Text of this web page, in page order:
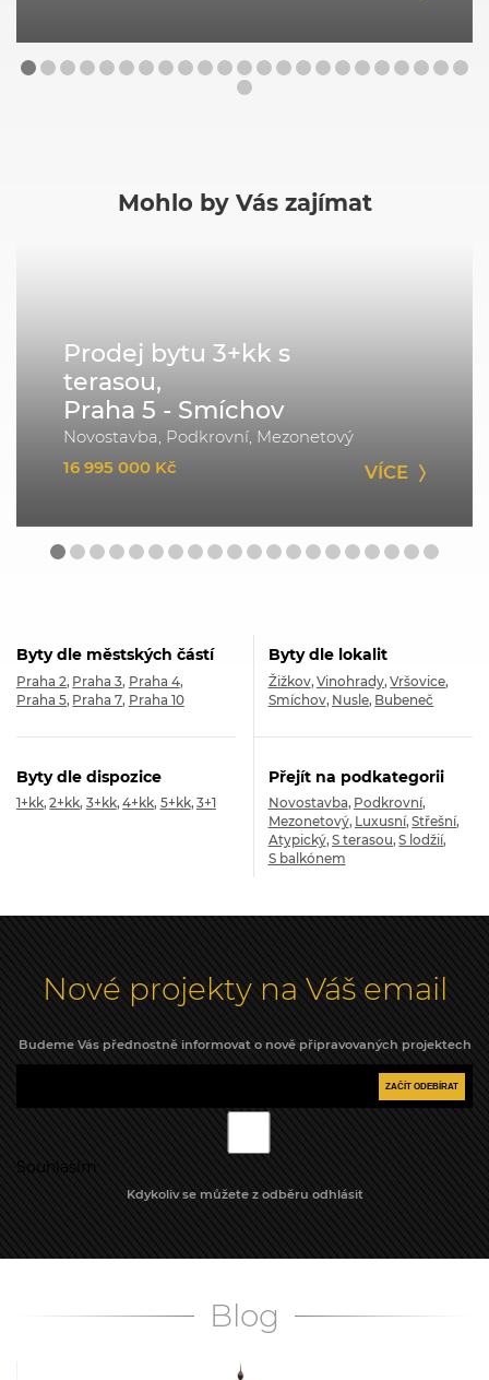
Mohlo by Vás zajímat
Prodej bytu 3+kk s
terasou,
Praha 5 - Smíchov
Novostavba, Podkrovní, Mezonetový
16 995 000 Kč
VÍCE
Byty dle městských částí
Praha 2 Praha 3 Praha 4
Praha 5 Praha 7 Praha 10
Byty dle lokalit
Žižkov Vinohrady Vršovice
Smíchov Nusle Bubeneč
Byty dle dispozice
1+kk 2+kk 3+kk 4+kk 5+kk 3+1
Přejít na podkategorii
Novostavba Podkrovní
Mezonetový Luxusní Střešní
Atypický S terasou S lodžií
S balkónem
Nové projekty na Váš email
Budeme Vás přednostně informovat o nově připravovaných projektech
Souhlasím
ZAČÍT ODEBÍRAT
Kdykoliv se můžete z odběru odhlásit
Blog